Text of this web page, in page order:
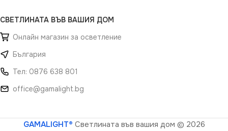
СВЕТЛИНАТА ВЪВ ВАШИЯ ДОМ
Онлайн магазин за осветление
България
Тел: 0876 638 801
office@gamalight.bg
GAMALIGHT® Светлината във вашия дом © 2026